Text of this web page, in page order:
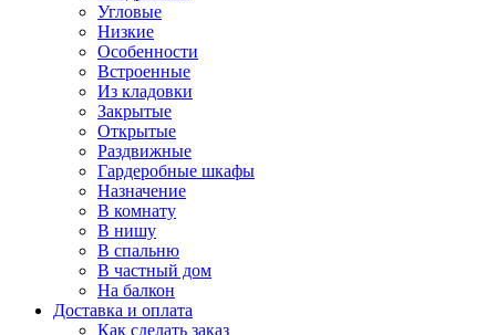
Угловые
Низкие
Особенности
Встроенные
Из кладовки
Закрытые
Открытые
Раздвижные
Гардеробные шкафы
Назначение
В комнату
В нишу
В спальню
В частный дом
На балкон
Доставка и оплата
Как сделать заказ